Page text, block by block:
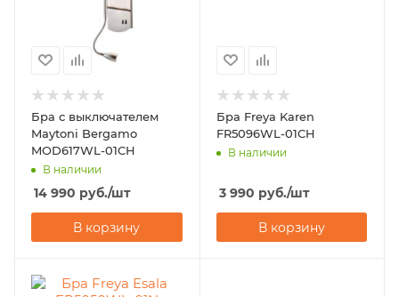
Бра с выключателем
Maytoni Bergamo
MOD617WL-01CH
В наличии
14 990 руб./шт
В корзину
Бра Freya Karen
FR5096WL-01CH
В наличии
3 990 руб./шт
В корзину